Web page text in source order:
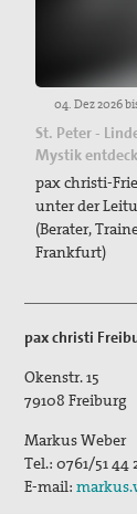
St. Peter -
Mystik
pax christi-
unter der
(Berater,
Frankfurt)
pax christi
Okenstr. 15
79108 Freiburg
Markus Weber
Tel.:0761/51 44
E-mail: